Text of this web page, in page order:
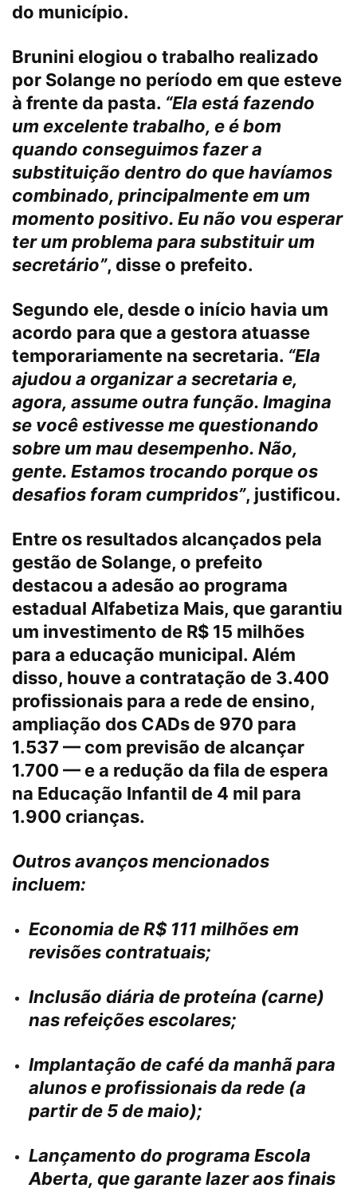
do município.
Brunini elogiou o trabalho realizado
por Solange no período em que esteve
à frente da pasta. “Ela está fazendo
um excelente trabalho, e é bom
quando conseguimos fazer a
substituição dentro do que havíamos
combinado, principalmente em um
momento positivo. Eu não vou esperar
ter um problema para substituir um
secretário”, disse o prefeito.
Segundo ele, desde o início havia um
acordo para que a gestora atuasse
temporariamente na secretaria. “Ela
ajudou a organizar a secretaria e,
agora, assume outra função. Imagina
se você estivesse me questionando
sobre um mau desempenho. Não,
gente. Estamos trocando porque os
desafios foram cumpridos”, justificou.
Entre os resultados alcançados pela
gestão de Solange, o prefeito
destacou a adesão ao programa
estadual Alfabetiza Mais, que garantiu
um investimento de R$ 15 milhões
para a educação municipal. Além
disso, houve a contratação de 3.400
profissionais para a rede de ensino,
ampliação dos CADs de 970 para
1.537 — com previsão de alcançar
1.700 — e a redução da fila de espera
na Educação Infantil de 4 mil para
1.900 crianças.
Outros avanços mencionados
incluem:
Economia de R$ 111 milhões em
revisões contratuais;
Inclusão diária de proteína (carne)
nas refeições escolares;
Implantação de café da manhã para
alunos e profissionais da rede (a
partir de 5 de maio);
Lançamento do programa Escola
Aberta, que garante lazer aos finais